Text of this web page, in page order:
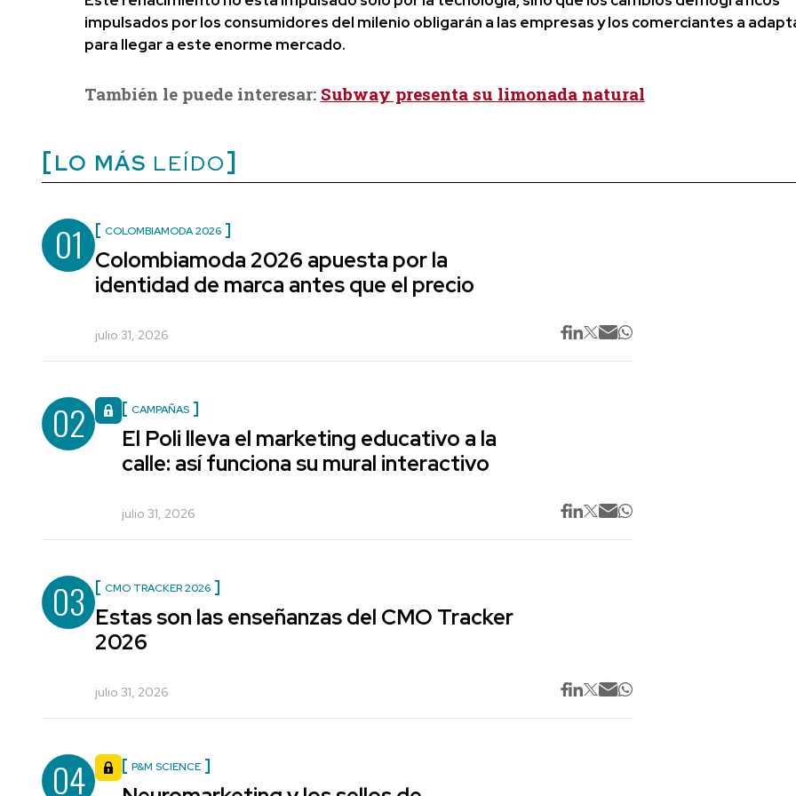
impulsados por los consumidores del milenio obligarán a las empresas y los comerciantes a
para llegar a este enorme mercado.
También le puede interesar: Subway presenta su limonada natural
LO MÁS LEÍDO
01 COLOMBIAMODA 2026
Colombiamoda 2026 apuesta por la
identidad de marca antes que el precio
julio 31, 2026
02 CAMPAÑAS
El Poli lleva el marketing educativo a la
calle: así funciona su mural interactivo
julio 31, 2026
03 CMO TRACKER 2026
Estas son las enseñanzas del CMO Tracker
2026
julio 31, 2026
04 P&M SCIENCE